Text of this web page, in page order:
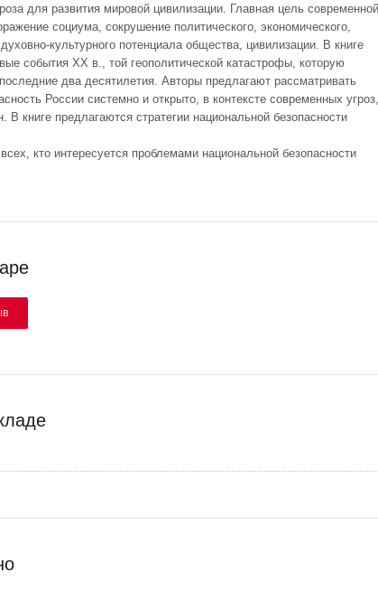
для развития мировой цивилизации. Главная цель современной
социума, сокрушение политического, экономического,
культурного потенциала общества, цивилизации. В книге
события XX в., той геополитической катастрофы, которую
два десятилетия. Авторы предлагают рассматривать
России системно и открыто, в контексте современных угроз,
В книге предлагаются стратегии национальной безопасности
кто интересуется проблемами национальной безопасности